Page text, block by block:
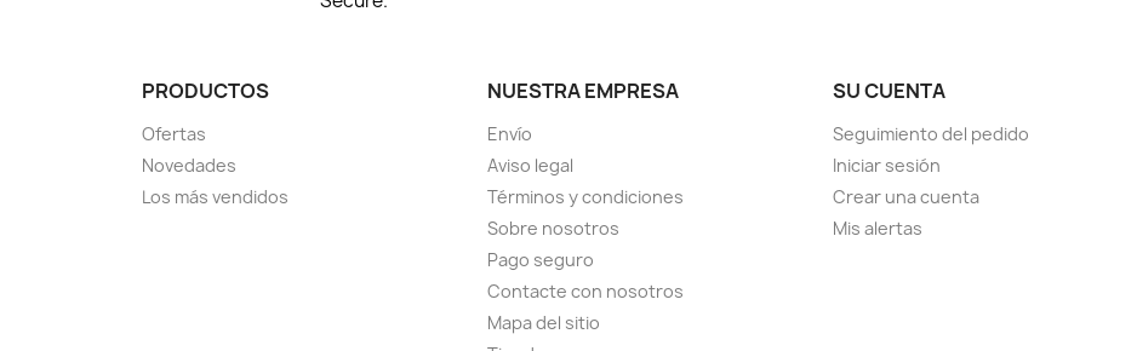
PRODUCTOS
Ofertas
Novedades
Los más vendidos
NUESTRA EMPRESA
Envío
Aviso legal
Términos y condiciones
Sobre nosotros
Pago seguro
Contacte con nosotros
Mapa del sitio
SU CUENTA
Seguimiento del pedido
Iniciar sesión
Crear una cuenta
Mis alertas